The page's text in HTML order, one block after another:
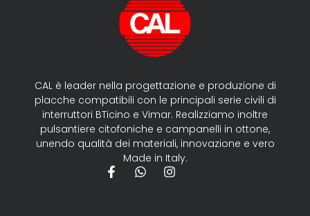
CAL è leader nella progettazione e produzione di
placche compatibili con le principali serie civili di
interruttori BTicino e Vimar. Realizziamo inoltre
pulsantiere citofoniche e campanelli in ottone,
unendo qualità dei materiali, innovazione e vero
Made in Italy.